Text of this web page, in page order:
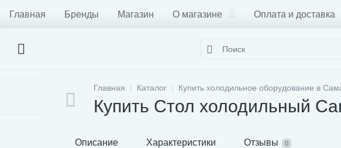
Главная Бренды Магазин О магазине Оплата и доставка
Главная Каталог Купить холодильное оборудование в
Купить Стол холодильный
Описание Характеристики Отзывы 0